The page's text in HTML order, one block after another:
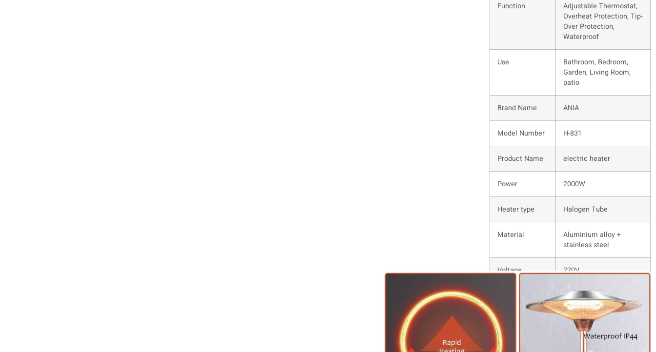
Function
Adjustable Thermostat,
Overheat Protection, Tip-
Over Protection,
Waterproof
Use
Bathroom, Bedroom,
Garden, Living Room,
patio
Brand Name ANIA
Model Number H-831
Product Name electric heater
Power 2000W
Heater type Halogen Tube
Material
Aluminium alloy +
stainless steel
Voltage 220V
Switch
Waterproof IP44
Size Dia.580*2100*450mm